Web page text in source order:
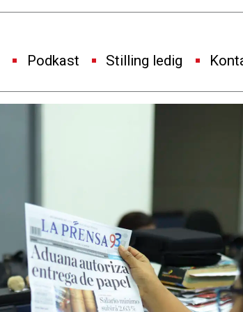
Podkast Stilling ledig